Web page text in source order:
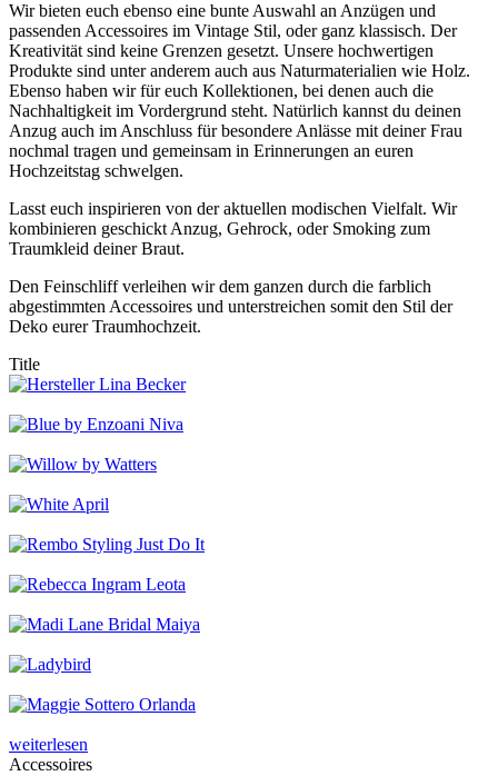
Wir bieten euch ebenso eine bunte Auswahl an Anzügen und
passenden Accessoires im Vintage Stil, oder ganz klassisch. Der
Kreativität sind keine Grenzen gesetzt. Unsere hochwertigen
Produkte sind unter anderem auch aus Naturmaterialien wie Holz.
Ebenso haben wir für euch Kollektionen, bei denen auch die
Nachhaltigkeit im Vordergrund steht. Natürlich kannst du deinen
Anzug auch im Anschluss für besondere Anlässe mit deiner Frau
nochmal tragen und gemeinsam in Erinnerungen an euren
Hochzeitstag schwelgen.
Lasst euch inspirieren von der aktuellen modischen Vielfalt. Wir
kombinieren geschickt Anzug, Gehrock, oder Smoking zum
Traumkleid deiner Braut.
Den Feinschliff verleihen wir dem ganzen durch die farblich
abgestimmten Accessoires und unterstreichen somit den Stil der
Deko eurer Traumhochzeit.
Title
weiterlesen
Accessoires